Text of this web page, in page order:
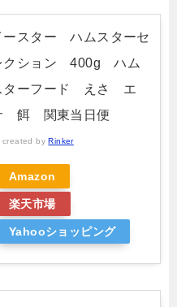
ースター ハムスターセ
クション 400g ハム
ターフード えさ エ
餌 関東当日便
created byRinker
Amazon
楽天市場
Yahooショッピング